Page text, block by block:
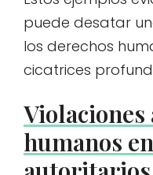
puede desatar
los derechos
cicatrices
Violaciones
humanos